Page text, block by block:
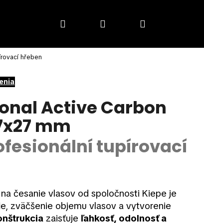
Hľadať PrihlásenieNákupný
hřeben
Active Carbon
mm
tupírovací
česanie vlasov od spoločnosti Kiepe je
zväčšenie objemu vlasov a vytvorenie
zaisťuje ľahkosť, odolnosť a